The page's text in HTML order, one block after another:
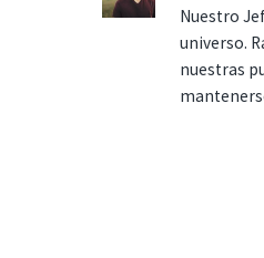
Nuestro
universo.
nuestras